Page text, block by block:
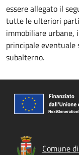
essere allegato il
tutte le ulteriori
immobiliare urbane,
principale eventuale
subalterno.
Comune